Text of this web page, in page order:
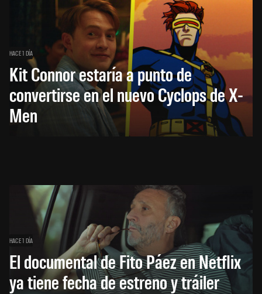
HACE 1 DÍA
Kit Connor estaría a punto de
convertirse en el nuevo Cyclops de X-
Men
HACE 1 DÍA
El documental de Fito Páez en Netflix
ya tiene fecha de estreno y tráiler